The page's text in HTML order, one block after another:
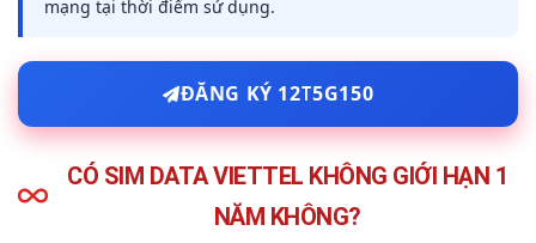
mạng tại thời điểm sử dụng.
ĐĂNG KÝ 12T5G150
CÓ SIM DATA VIETTEL KHÔNG GIỚI HẠN 1
NĂM KHÔNG?